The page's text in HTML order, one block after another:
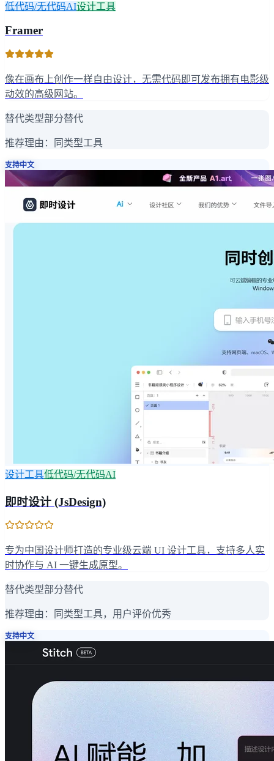
低代码/无代码AI设计工具
Framer
像在画布上创作一样自由设计，无需代码即可发布拥有电影级
动效的高级网站。
替代类型部分替代
推荐理由： 同类型工具
支持中文
设计工具低代码/无代码AI
即时设计 (JsDesign)
专为中国设计师打造的专业级云端 UI 设计工具，支持多人实
时协作与 AI 一键生成原型。
替代类型部分替代
推荐理由： 同类型工具，用户评价优秀
支持中文